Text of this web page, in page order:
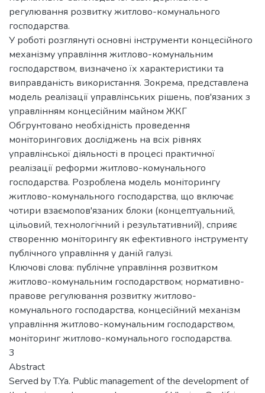
регулювання розвитку житлово-комунального
господарства.
У роботі розглянуті основні інструменти концесійного
механізму управління житлово-комунальним
господарством, визначено їх характеристики та
виправданість використання. Зокрема, представлена
модель реалізації управлінських рішень, пов'язаних з
управлінням концесійним майном ЖКГ
Обгрунтовано необхідність проведення
моніторингових досліджень на всіх рівнях
управлінської діяльності в процесі практичної
реалізації реформи житлово-комунального
господарства. Розроблена модель моніторингу
житлово-комунального господарства, що включає
чотири взаємопов'язаних блоки (концептуальний,
цільовий, технологічний і результативний), сприяє
створенню моніторингу як ефективного інструменту
публічного управління у даній галузі.
Ключові слова: публічне управління розвитком
житлово-комунальним господарством; нормативно-
правове регулювання розвитку житлово-
комунального господарства, концесійний механізм
управління житлово-комунальним господарством,
моніторинг житлово-комунального господарства.
3
Abstract
Served by T.Ya. Public management of the development of